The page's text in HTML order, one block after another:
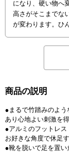
になり、硬い物へ
高さがそこまでな
が変わります。ひ
商品の説明
●まるで竹踏みのよ
あり心地よい刺激を
●アルミのフットレ
お好きな角度で休足
●靴を脱いで足を置